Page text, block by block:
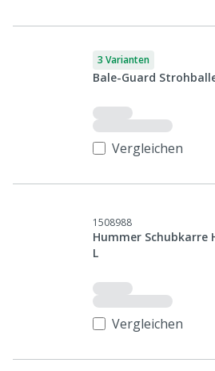
3 Varianten
Bale-Guard
Vergleichen
1508988
Hummer Schubkarre
L
Vergleichen